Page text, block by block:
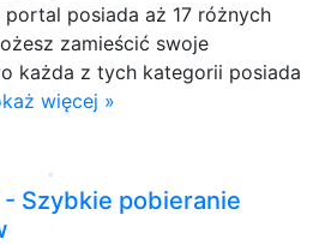
portal posiada aż 17 różnych
zamieścić swoje
każda z tych kategorii posiada
więcej »
Szybkie pobieranie